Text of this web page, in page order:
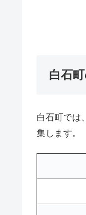
白石
白石町では
集します。